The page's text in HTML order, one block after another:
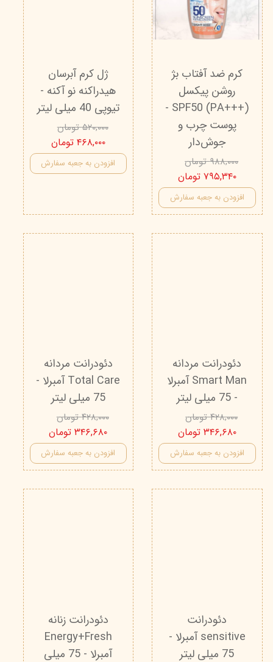
کرم ضد آفتاب بژ
روشن پیکسل
SPF50 (PA+++) -
پوست چرب و
جوش‌دار
۹۸۸,۰۰۰ تومان
۷۹۵,۳۴۰ تومان
افزودن به جعبه سفارش
ژل کرم آبرسان
هیدراکنه نو آکنه -
تیوپی 40 میلی لیتر
۵۲۰,۰۰۰ تومان
۴۶۸,۰۰۰ تومان
افزودن به جعبه سفارش
دئودرانت مردانه
Smart Man آمبرلا
- 75 میلی لیتر
۴۲۸,۰۰۰ تومان
۳۴۶,۶۸۰ تومان
افزودن به جعبه سفارش
دئودرانت مردانه
Total Care آمبرلا -
75 میلی لیتر
۴۲۸,۰۰۰ تومان
۳۴۶,۶۸۰ تومان
افزودن به جعبه سفارش
دئودرانت
sensitive آمبرلا -
75 میلی لیتر
دئودرانت زنانه
Energy+Fresh
آمبرلا - 75 میلی